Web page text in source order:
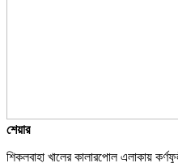
শেয়ার
শিকলবাহা খালের কালারপোল এলাকায়